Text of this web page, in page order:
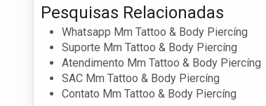
Pesquisas Relacionadas
Whatsapp Mm Tattoo & Body Piercíng
Suporte Mm Tattoo & Body Piercíng
Atendimento Mm Tattoo & Body Piercíng
SAC Mm Tattoo & Body Piercíng
Contato Mm Tattoo & Body Piercíng